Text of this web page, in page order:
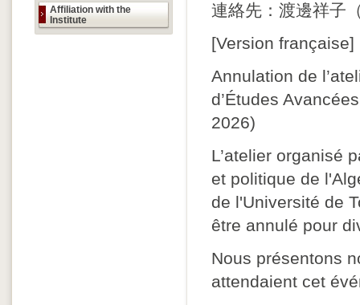
Affiliation with the
Institute
連絡先：渡邊祥子
[Version française]
Annulation de
d’Études
2026)
L’atelier organisé
et politique de
de l'Université de
être annulé pour
Nous présentons
attendaient cet